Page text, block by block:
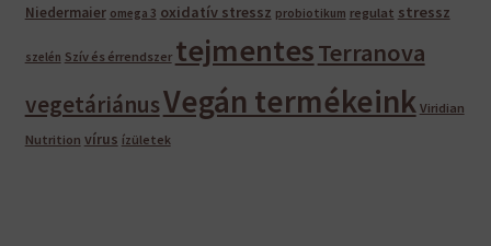
Niedermaier omega 3 oxidatív stressz probiotikum regulat stressz
szelén Szív és érrendszer tejmentesTerranova
vegetáriánusVegán termékeink Viridian
Nutrition vírus ízületek